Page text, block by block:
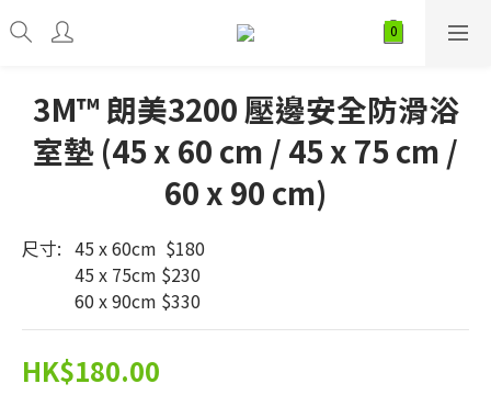
3M™ 朗美3200 壓邊安全防滑浴
室墊 (45 x 60 cm / 45 x 75 cm /
60 x 90 cm)
尺寸:   45 x 60cm  $180
            45 x 75cm $230
            60 x 90cm $330
HK$180.00